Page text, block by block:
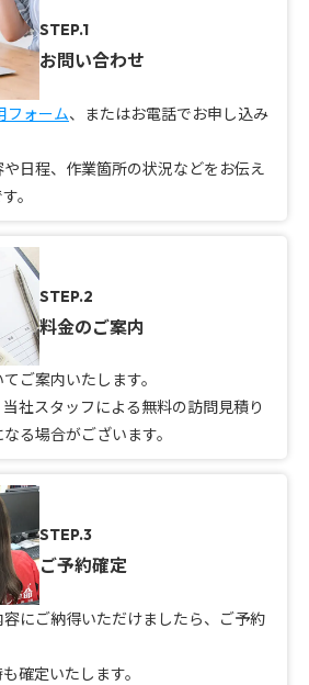
STEP.1
お問い合わせ
フォーム、またはお電話でお申し込み
日程、作業箇所の状況などをお伝え
。
STEP.2
料金のご案内
ご案内いたします。
社スタッフによる無料の訪問見積り
る場合がございます。
STEP.3
ご予約確定
にご納得いただけましたら、ご予約
確定いたします。